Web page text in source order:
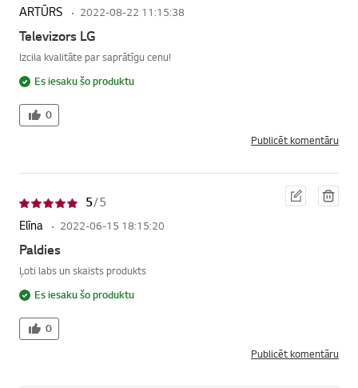
ARTŪRS
2022-08-22 11:15:38
Televizors LG
Izcila kvalitāte par saprātīgu cenu!
Es iesaku šo produktu
0
Publicēt komentāru
5/ 5
Elīna
2022-06-15 18:15:20
Paldies
Ļoti labs un skaists produkts
Es iesaku šo produktu
Red
iģēt
Dzē
st
0
Publicēt komentāru